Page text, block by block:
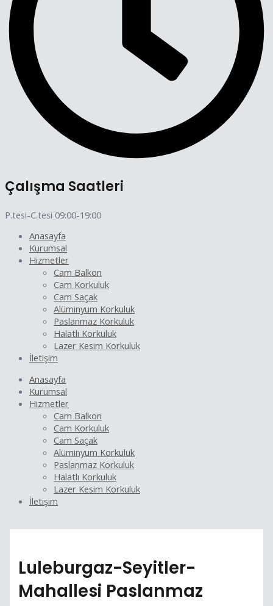
Çalışma Saatleri
P.tesi-C.tesi 09:00-19:00
Anasayfa
Kurumsal
Hizmetler
Cam Balkon
Cam Korkuluk
Cam Saçak
Alüminyum Korkuluk
Paslanmaz Korkuluk
Halatlı Korkuluk
Lazer Kesim Korkuluk
İletişim
Anasayfa
Kurumsal
Hizmetler
Cam Balkon
Cam Korkuluk
Cam Saçak
Alüminyum Korkuluk
Paslanmaz Korkuluk
Halatlı Korkuluk
Lazer Kesim Korkuluk
İletişim
Luleburgaz-Seyitler-
Mahallesi Paslanmaz